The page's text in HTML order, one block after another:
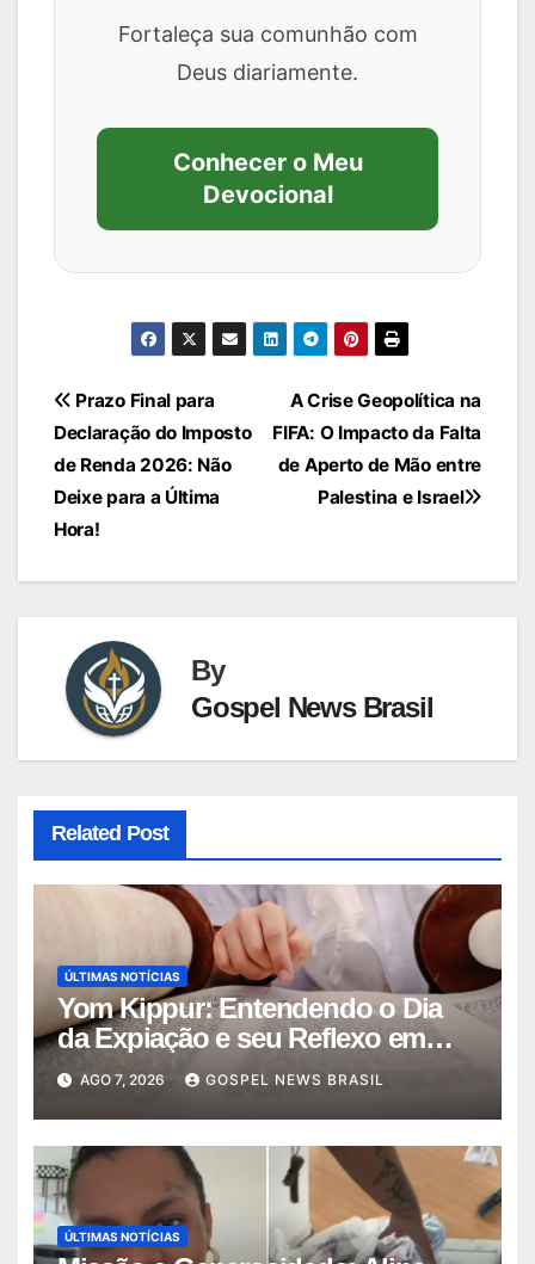
Fortaleça sua comunhão com
Deus diariamente.
Conhecer o Meu
Devocional
Navegação
de
Post
A Crise Geopolítica na
FIFA: O Impacto da Falta
de Aperto de Mão entre
Palestina e Israel
Prazo Final para
Declaração do Imposto
de Renda 2026: Não
Deixe para a Última
Hora!
By
Gospel News Brasil
Related Post
ÚLTIMAS NOTÍCIAS
Yom Kippur: Entendendo o Dia
da Expiação e seu Reflexo em
Jesus
AGO 7, 2026 GOSPEL NEWS BRASIL
ÚLTIMAS NOTÍCIAS